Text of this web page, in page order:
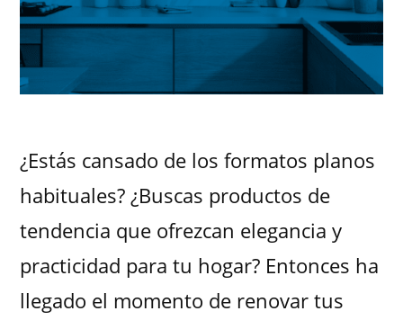
¿Estás cansado de los formatos planos
habituales? ¿Buscas productos de
tendencia que ofrezcan elegancia y
practicidad para tu hogar? Entonces ha
llegado el momento de renovar tus